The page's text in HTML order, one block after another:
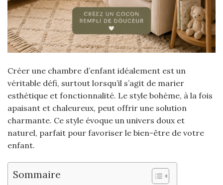
Créer une chambre d’enfant idéalement est un
véritable défi, surtout lorsqu’il s’agit de marier
esthétique et fonctionnalité. Le style bohème, à la fois
apaisant et chaleureux, peut offrir une solution
charmante. Ce style évoque un univers doux et
naturel, parfait pour favoriser le bien-être de votre
enfant.
Sommaire